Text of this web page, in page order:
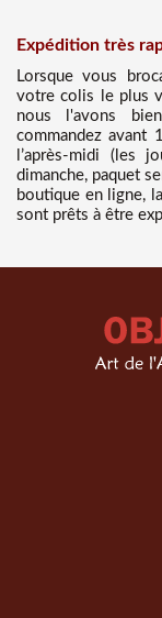
Expédition très
Lorsque vous
votre colis le plus
nous l'avons
commandez avant
l’après-midi (les
dimanche, paquet
boutique en ligne,
sont prêts à être